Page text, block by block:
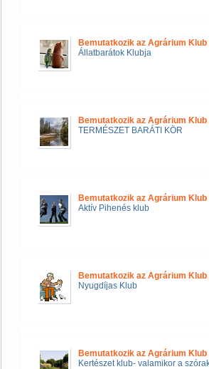
Bemutatkozik az Agrárium Klub
Állatbarátok Klubja
Bemutatkozik az Agrárium Klub
TERMÉSZET BARÁTI KÖR
Bemutatkozik az Agrárium Klub
Aktív Pihenés klub
Bemutatkozik az Agrárium Klub
Nyugdíjas Klub
Bemutatkozik az Agrárium Klub
Kertészet klub- valamikor a